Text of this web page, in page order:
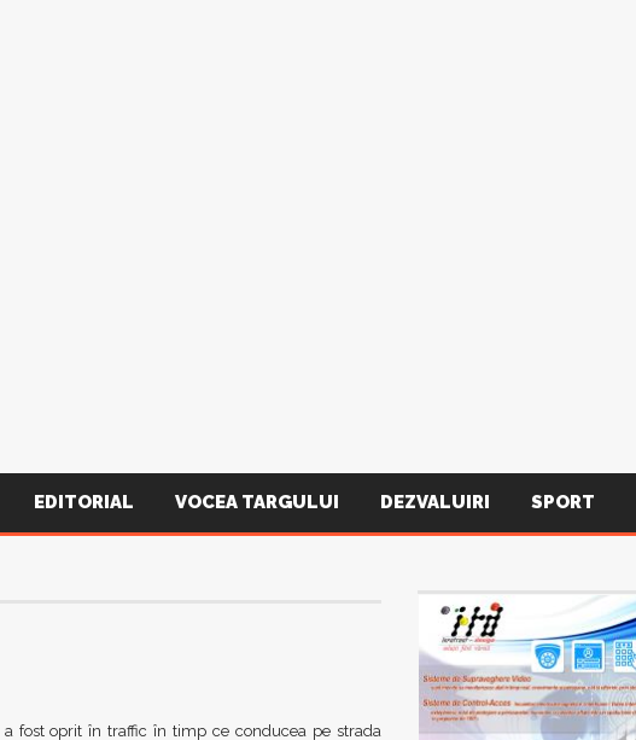
EDITORIAL VOCEA TARGULUI DEZVALUIRI SPORT
fost oprit în traffic în timp ce conducea pe strada